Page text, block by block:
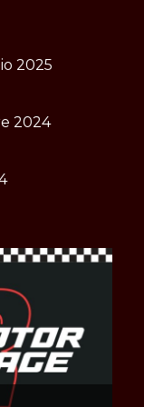
2025
2024